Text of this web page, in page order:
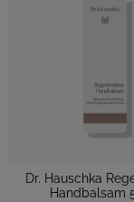
Dr. Hauschka
Handbalsam